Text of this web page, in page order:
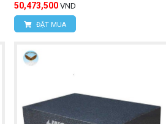
50,473,500 VND
ĐẶT MUA